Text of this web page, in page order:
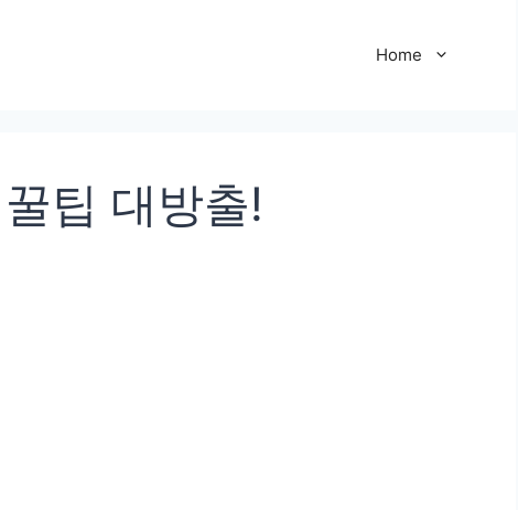
Home
팁 대방출!